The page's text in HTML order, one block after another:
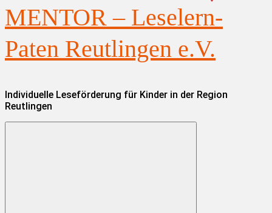
MENTOR – Leselern-
Paten Reutlingen e.V.
Individuelle Leseförderung für Kinder in der Region
Reutlingen